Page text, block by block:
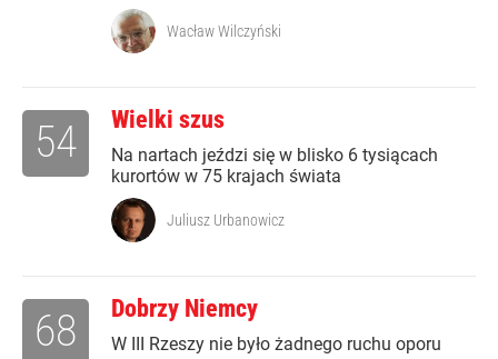
Wacław Wilczyński
Wielki szus
Na nartach jeździ się w blisko 6 tysiącach
kurortów w 75 krajach świata
54
Juliusz Urbanowicz
Dobrzy Niemcy
W III Rzeszy nie było żadnego ruchu oporu
68